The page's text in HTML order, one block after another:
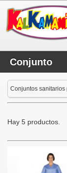
Conjunto
Conjuntos sanitarios
Hay 5 productos.